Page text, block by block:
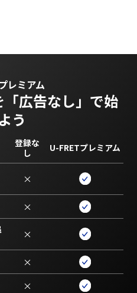
レミアム
「広告なし」で始
う
登録な
し
U-FRETプレミアム
×
×
×
×
×